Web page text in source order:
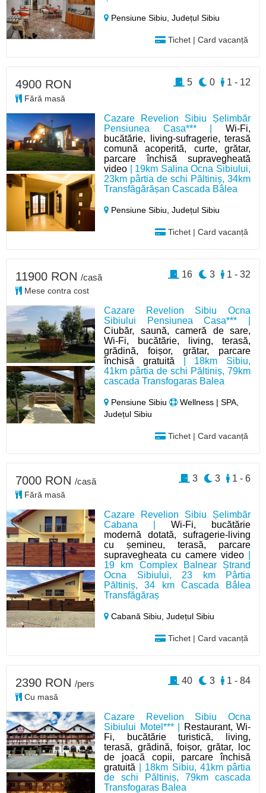
Pensiune Sibiu,Județul Sibiu
Tichet | Card vacanță
Cazare Revelion Sibiu Șelimbăr
Pensiunea Casa*** | Wi-Fi,
bucătărie, living-sufragerie, terasă
comună acoperită, curte, grătar,
parcare închisă supravegheată
video | 19km Salina Ocna Sibiului,
23km pârtia de schi Păltiniș, 34km
Transfăgărășan Cascada Bâlea
Pensiune Sibiu,Județul Sibiu
Tichet | Card vacanță
4900 RON
Fără masă
1 - 12
0
5
Cazare Revelion Sibiu Ocna
Sibiului Pensiunea Casa*** |
Ciubăr, saună, cameră de sare,
Wi-Fi, bucătărie, living, terasă,
grădină, foișor, grătar, parcare
închisă gratuită | 18km Sibiu,
41km pârtia de schi Păltiniș, 79km
cascada Transfogaras Balea
Pensiune Sibiu
Wellness | SPA,
Județul Sibiu
Tichet | Card vacanță
11900 RON /casă
Mese contra cost
1 - 32
3
16
Cazare Revelion Sibiu Șelimbăr
Cabana |Wi-Fi, bucătărie
modernă dotată, sufragerie-living
cu șemineu, terasă, parcare
supravegheata cu camere video
19 km Complex Balnear Ștrand
Ocna Sibiului, 23 km Pârtia
Păltiniș, 34 km Cascada Bâlea
Transfăgăraș
Cabană Sibiu,Județul Sibiu
Tichet | Card vacanță
7000 RON /casă
Fără masă
1 - 6
3
3
Cazare Revelion Sibiu Ocna
Sibiului Motel*** |
Restaurant, Wi-
Fi, bucătărie turistică, living,
terasă, grădină, foișor, grătar, loc
de joacă copii, parcare închisă
gratuită | 18km Sibiu, 41km pârtia
de schi Păltiniș, 79km cascada
Transfogaras Balea
2390 RON /pers
Cu masă
1 - 84
3
40